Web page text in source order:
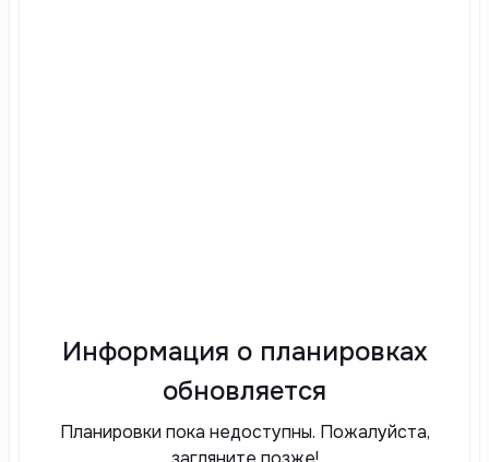
Информация о планировках
обновляется
Планировки пока недоступны. Пожалуйста,